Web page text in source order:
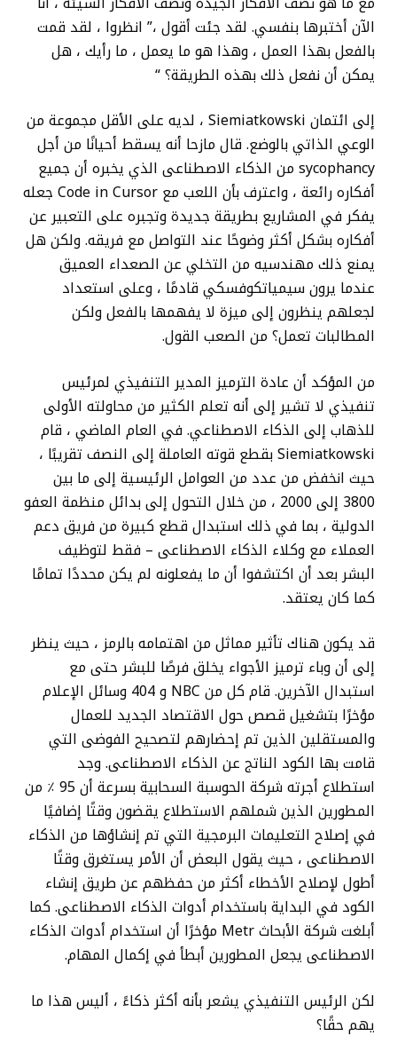
الآن أختبرها بنفسي. لقد جئت أقول ،” انظروا ، لقد قمت
بالفعل بهذا العمل ، وهذا هو ما يعمل ، ما رأيك ، هل
يمكن أن نفعل ذلك بهذه الطريقة؟ “
إلى ائتمان Siemiatkowski ، لديه على الأقل مجموعة من
الوعي الذاتي بالوضع. قال مازحا أنه يسقط أحيانًا من أجل
sycophancy من الذكاء الاصطناعى الذي يخبره أن جميع
أفكاره رائعة ، واعترف بأن اللعب مع Code in Cursor جعله
يفكر في المشاريع بطريقة جديدة وتجبره على التعبير عن
أفكاره بشكل أكثر وضوحًا عند التواصل مع فريقه. ولكن هل
يمنع ذلك مهندسيه من التخلي عن الصعداء العميق
عندما يرون سيمياتكوفسكي قادمًا ، وعلى استعداد
لجعلهم ينظرون إلى ميزة لا يفهمها بالفعل ولكن
المطالبات تعمل؟ من الصعب القول.
من المؤكد أن عادة الترميز المدير التنفيذي لمرئيس
تنفيذي لا تشير إلى أنه تعلم الكثير من محاولته الأولى
للذهاب إلى الذكاء الاصطناعي. في العام الماضي ، قام
Siemiatkowski بقطع قوته العاملة إلى النصف تقريبًا ،
حيث انخفض من عدد من العوامل الرئيسية إلى ما بين
3800 إلى 2000 ، من خلال التحول إلى بدائل منظمة العفو
الدولية ، بما في ذلك استبدال قطع كبيرة من فريق دعم
العملاء مع وكلاء الذكاء الاصطناعى – فقط لتوظيف
البشر بعد أن اكتشفوا أن ما يفعلونه لم يكن محددًا تمامًا
كما كان يعتقد.
قد يكون هناك تأثير مماثل من اهتمامه بالرمز ، حيث ينظر
إلى أن وباء ترميز الأجواء يخلق فرصًا للبشر حتى مع
استبدال الآخرين. قام كل من NBC و 404 وسائل الإعلام
مؤخرًا بتشغيل قصص حول الاقتصاد الجديد للعمال
والمستقلين الذين تم إحضارهم لتصحيح الفوضى التي
قامت بها الكود الناتج عن الذكاء الاصطناعى. وجد
استطلاع أجرته شركة الحوسبة السحابية بسرعة أن 95 ٪ من
المطورين الذين شملهم الاستطلاع يقضون وقتًا إضافيًا
في إصلاح التعليمات البرمجية التي تم إنشاؤها من الذكاء
الاصطناعى ، حيث يقول البعض أن الأمر يستغرق وقتًا
أطول لإصلاح الأخطاء أكثر من حفظهم عن طريق إنشاء
الكود في البداية باستخدام أدوات الذكاء الاصطناعى. كما
أبلغت شركة الأبحاث Metr مؤخرًا أن استخدام أدوات الذكاء
الاصطناعى يجعل المطورين أبطأ في إكمال المهام.
لكن الرئيس التنفيذي يشعر بأنه أكثر ذكاءً ، أليس هذا ما
يهم حقًا؟